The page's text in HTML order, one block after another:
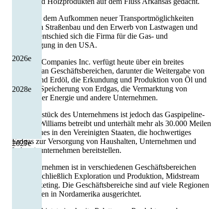
2028e
2026e
2027e
Doch mit dem Aufkommen neuer Transportmöglichkeiten
durch den Straßenbau und den Erwerb von Lastwagen und
Bussen, entschied sich die Firma für die Gas- und
Ölversorgung in den USA.
Williams Companies Inc. verfügt heute über ein breites
Portfolio an Geschäftsbereichen, darunter die Weitergabe von
Erdgas und Erdöl, die Erkundung und Produktion von Öl und
Gas, die Speicherung von Erdgas, die Vermarktung von
elektrischer Energie und andere Unternehmen.
Das Herzstück des Unternehmens ist jedoch das Gaspipeline-
System. Williams betreibt und unterhält mehr als 30.000 Meilen
an Pipelines in den Vereinigten Staaten, die hochwertiges
Erdgas zur Versorgung von Haushalten, Unternehmen und
Industrieunternehmen bereitstellen.
Das Unternehmen ist in verschiedenen Geschäftsbereichen
tätig, einschließlich Exploration und Produktion, Midstream
und Marketing. Die Geschäftsbereiche sind auf viele Regionen
und Staaten in Nordamerika ausgerichtet.